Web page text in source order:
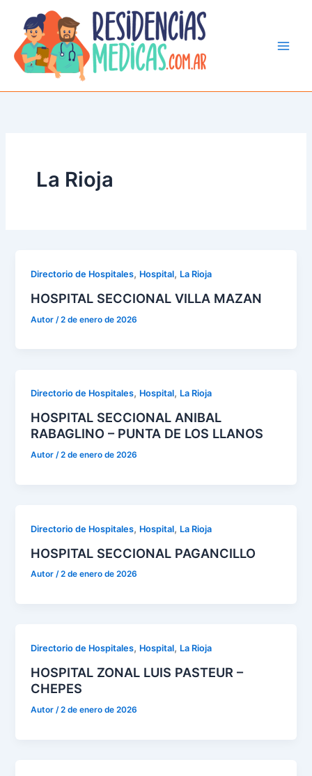
contenido
La Rioja
Directorio de Hospitales, Hospital, La Rioja
HOSPITAL SECCIONAL VILLA MAZAN
Autor /2 de enero de 2026
Directorio de Hospitales, Hospital, La Rioja
HOSPITAL SECCIONAL ANIBAL
RABAGLINO – PUNTA DE LOS LLANOS
Autor/2 de enero de 2026
Directorio de Hospitales, Hospital, La Rioja
HOSPITAL SECCIONAL PAGANCILLO
Autor/2 de enero de 2026
Directorio de Hospitales, Hospital, La Rioja
HOSPITAL ZONAL LUIS PASTEUR –
CHEPES
Autor/2 de enero de 2026